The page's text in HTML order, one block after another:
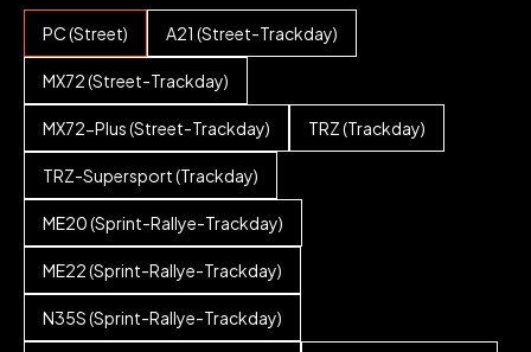
PC (Street) A21 (Street-Trackday)
MX72 (Street-Trackday)
MX72-Plus (Street-Trackday) TRZ (Trackday)
TRZ-Supersport (Trackday)
ME20 (Sprint-Rallye-Trackday)
ME22 (Sprint-Rallye-Trackday)
N35S (Sprint-Rallye-Trackday)